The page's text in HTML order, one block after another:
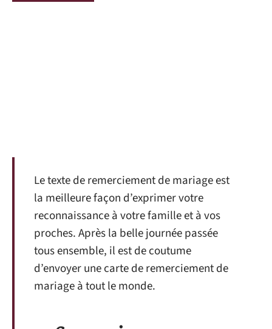
Le texte de remerciement de mariage est
la meilleure façon d’exprimer votre
reconnaissance à votre famille et à vos
proches. Après la belle journée passée
tous ensemble, il est de coutume
d’envoyer une carte de remerciement de
mariage à tout le monde.